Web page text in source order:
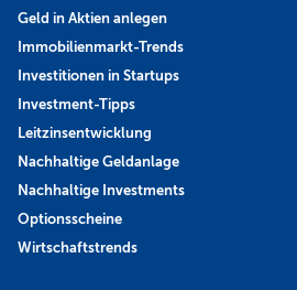
Geld in Aktien anlegen
Immobilienmarkt-Trends
Investitionen in Startups
Investment-Tipps
Leitzinsentwicklung
Nachhaltige Geldanlage
Nachhaltige Investments
Optionsscheine
Wirtschaftstrends